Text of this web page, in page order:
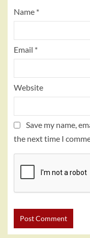
Name *
Email *
Website
Save my name,
the next time I